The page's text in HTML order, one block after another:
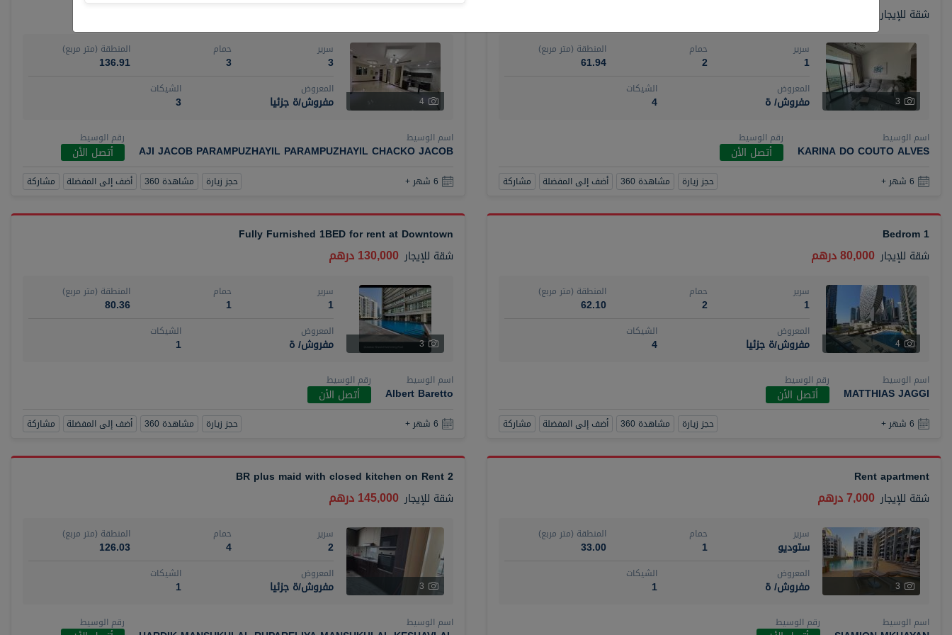
شقة للإيجار
3
سرير
1
حمام
2
المنطقة (متر مربع)
61.94
المعروض
مفروش/ ة
الشيكات
4
اسم الوسيط
KARINA DO COUTO ALVES
رقم الوسيط
أتصل الأن
6 شهر + حجز زيارة مشاهدة 360 أضف إلى المفضلة مشاركة
4
سرير
3
حمام
3
المنطقة (متر مربع)
136.91
المعروض
مفروش/ة جزئيا
الشيكات
3
اسم الوسيط
AJI JACOB PARAMPUZHAYIL PARAMPUZHAYIL CHACKO JACOB
رقم الوسيط
أتصل الأن
6 شهر + حجز زيارة مشاهدة 360 أضف إلى المفضلة مشاركة
1 Bedrom
شقة للإيجار 80,000 درهم
4
سرير
1
حمام
2
المنطقة (متر مربع)
62.10
المعروض
مفروش/ة جزئيا
الشيكات
4
اسم الوسيط
MATTHIAS JAGGI
رقم الوسيط
أتصل الأن
6 شهر + حجز زيارة مشاهدة 360 أضف إلى المفضلة مشاركة
Fully Furnished 1BED for rent at Downtown
شقة للإيجار 130,000 درهم
3
سرير
1
حمام
1
المنطقة (متر مربع)
80.36
المعروض
مفروش/ ة
الشيكات
1
اسم الوسيط
Albert Baretto
رقم الوسيط
أتصل الأن
6 شهر + حجز زيارة مشاهدة 360 أضف إلى المفضلة مشاركة
Rent apartment
شقة للإيجار 7,000 درهم
3
سرير
ستوديو
حمام
1
المنطقة (متر مربع)
33.00
المعروض
مفروش/ ة
الشيكات
1
اسم الوسيط رقم الوسيط
2 BR plus maid with closed kitchen on Rent
شقة للإيجار 145,000 درهم
3
سرير
2
حمام
4
المنطقة (متر مربع)
126.03
المعروض
مفروش/ة جزئيا
الشيكات
1
اسم الوسيط رقم الوسيط